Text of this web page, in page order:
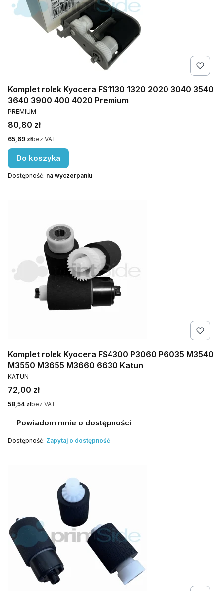
Komplet rolek Kyocera FS1130 1320 2020 3040 3540
3640 3900 400 4020 Premium
PRODUCENT
PREMIUM
Cena
80,80 zł
Cena
65,69 złbez VAT
Do koszyka
Dostępność: na wyczerpaniu
Komplet rolek Kyocera FS4300 P3060 P6035 M3540
M3550 M3655 M3660 6630 Katun
PRODUCENT
KATUN
Cena
72,00 zł
Cena
58,54 złbez VAT
Powiadom mnie o dostępności
Dostępność: Zapytaj o dostępność